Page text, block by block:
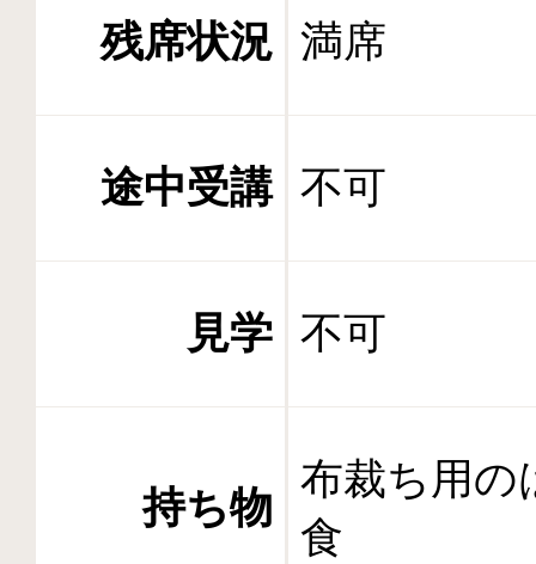
残席状況 満席
途中受講 不可
見学 不可
持ち物
布裁ち用の
食